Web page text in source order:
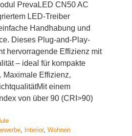
PrevaLED CN50 AC
LED-Treiber
Handhabung und
Dieses Plug-and-Play-
hervorragende Effizienz mit
– ideal für kompakte
Maximale Effizienz,
einem
von über 90 (CRI>90)
, Interior, Wohnen